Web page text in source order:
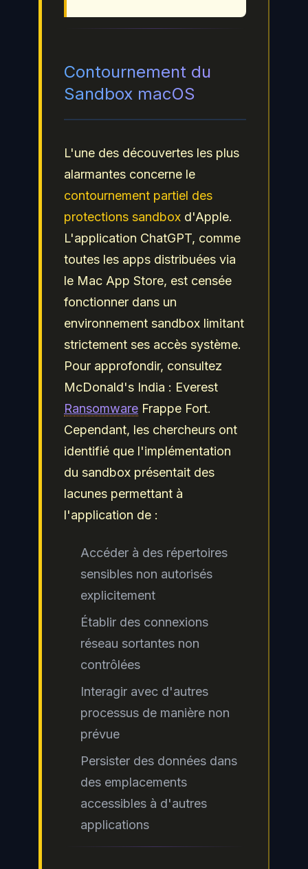
Contournement du
Sandbox macOS
L'une des découvertes les plus
alarmantes concerne le
contournement partiel des
protections sandbox d'Apple.
L'application ChatGPT, comme
toutes les apps distribuées via
le Mac App Store, est censée
fonctionner dans un
environnement sandbox limitant
strictement ses accès système.
Pour approfondir, consultez
McDonald's India : Everest
Ransomware Frappe Fort.
Cependant, les chercheurs ont
identifié que l'implémentation
du sandbox présentait des
lacunes permettant à
l'application de :
Accéder à des répertoires
sensibles non autorisés
explicitement
Établir des connexions
réseau sortantes non
contrôlées
Interagir avec d'autres
processus de manière non
prévue
Persister des données dans
des emplacements
accessibles à d'autres
applications